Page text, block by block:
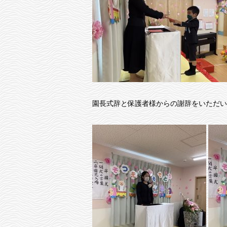
園長式辞と保護者様からの謝辞をいただ